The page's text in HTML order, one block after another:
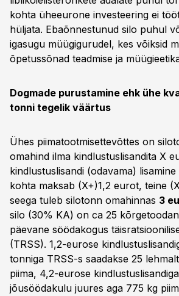
kohta üheeurone investeering ei
hüljata. Ebaõnnestunud silo puhul
igasugu müügigurudel, kes võiksid
õpetussõnad teadmise ja
Dogmade purustamine ehk ühe
tonni tegelik väärtus
Ühes piimatootmisettevõttes on
omahind ilma kindlustuslisandita X
kindlustuslisandi (odavama)
kohta maksab (X+)1,2 eurot, teine
seega tuleb silotonn omahinnas 3
silo (30% KA) on ca 25
päevane söödakogus
(TRSS). 1,2-eurose
tonniga TRSS-s saadakse 25
piima, 4,2-eurose
jõusöödakulu juures aga 775 kg